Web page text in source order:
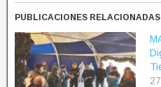
PUBLICACIONES